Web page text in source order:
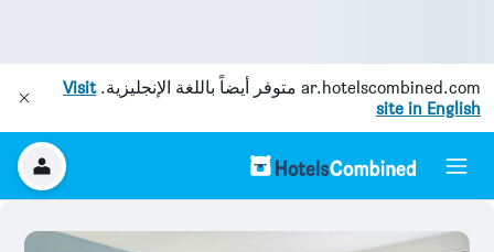
ar.hotelscombined.com متوفر أيضاً باللغة الإنجليزية.Visit
site in English